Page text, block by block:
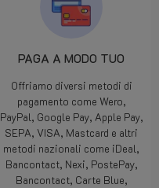
PAGA A MODO TUO
Offriamo diversi metodi di
pagamento come Wero,
PayPal, Google Pay, Apple Pay,
SEPA, VISA, Mastcard e altri
metodi nazionali come iDeal,
Bancontact, Nexi, PostePay,
Bancontact, Carte Blue,